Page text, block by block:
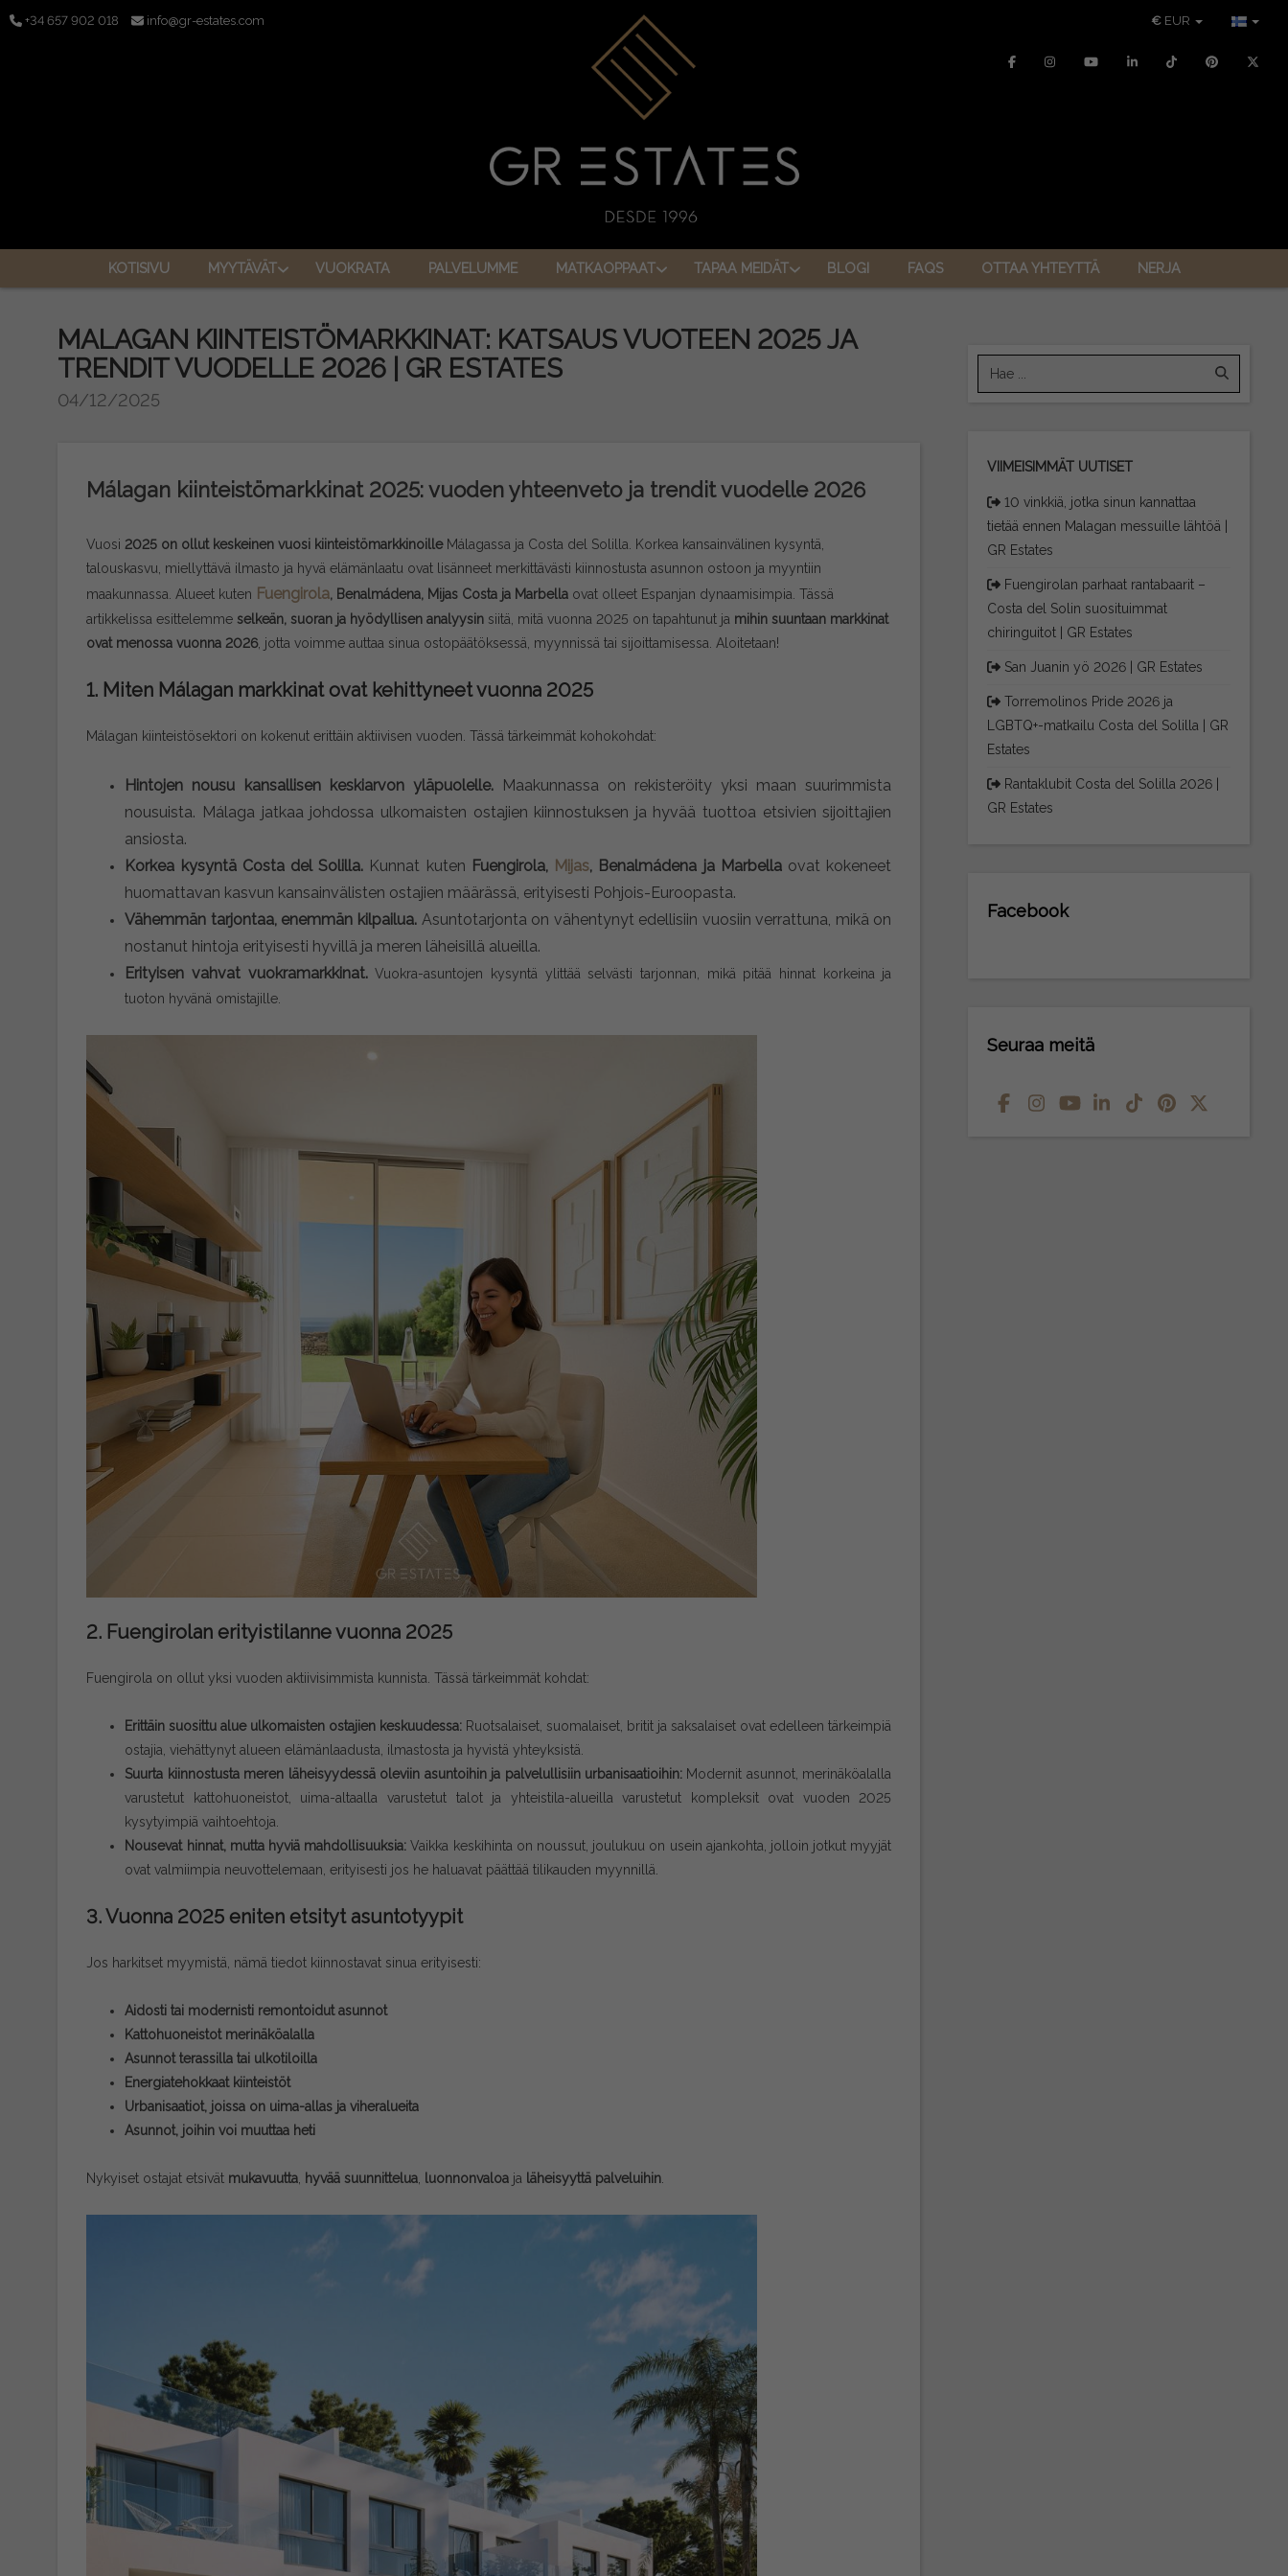
+34 657 902 018 info@gr-estates.com € EUR
KOTISIVU MYYTÄVÄT VUOKRATA PALVELUMME MATKAOPPAAT TAPAA MEIDÄT BLOGI FAQS OTTAA YHTEYTTÄ NERJA
MALAGAN KIINTEISTÖMARKKINAT: KATSAUS VUOTEEN 2025 JA
TRENDIT VUODELLE 2026 | GR ESTATES
04/12/2025
Málagan kiinteistömarkkinat 2025: vuoden yhteenveto ja trendit vuodelle 2026
Vuosi 2025 on ollut keskeinen vuosi kiinteistömarkkinoilleMálagassa ja Costa del Solilla. Korkea kansainvälinen kysyntä,
talouskasvu, miellyttävä ilmasto ja hyvä elämänlaatu ovat lisänneet merkittävästi kiinnostusta asunnon ostoon ja myyntiin
maakunnassa. Alueet kuten Fuengirola, Benalmádena, Mijas Costa ja Marbella ovat olleet Espanjan dynaamisimpia. Tässä
artikkelissa esittelemme selkeän, suoran ja hyödyllisen analyysin siitä, mitä vuonna 2025 on tapahtunut ja mihin suuntaan markkinat
ovat menossa vuonna 2026, jotta voimme auttaa sinua ostopäätöksessä, myynnissä tai sijoittamisessa. Aloitetaan!
1. Miten Málagan markkinat ovat kehittyneet vuonna 2025
Málagan kiinteistösektori on kokenut erittäin aktiivisen vuoden. Tässä tärkeimmät kohokohdat:
Hintojen nousu kansallisen keskiarvon yläpuolelle. Maakunnassa on rekisteröity yksi maan suurimmista
nousuista. Málaga jatkaa johdossa ulkomaisten ostajien kiinnostuksen ja hyvää tuottoa etsivien sijoittajien
ansiosta.
Korkea kysyntä Costa del Solilla. Kunnat kuten Fuengirola, Mijas, Benalmádena ja Marbellaovat kokeneet
huomattavan kasvun kansainvälisten ostajien määrässä, erityisesti Pohjois-Euroopasta.
Vähemmän tarjontaa, enemmän kilpailua. Asuntotarjonta on vähentynyt edellisiin vuosiin verrattuna, mikä on
nostanut hintoja erityisesti hyvillä ja meren läheisillä alueilla.
Erityisen vahvat vuokramarkkinat.Vuokra-asuntojen kysyntä ylittää selvästi tarjonnan, mikä pitää hinnat korkeina ja
tuoton hyvänä omistajille.
2. Fuengirolan erityistilanne vuonna 2025
Fuengirola on ollut yksi vuoden aktiivisimmista kunnista. Tässä tärkeimmät kohdat:
Erittäin suosittu alue ulkomaisten ostajien keskuudessa: Ruotsalaiset, suomalaiset, britit ja saksalaiset ovat edelleen tärkeimpiä
ostajia, viehättynyt alueen elämänlaadusta, ilmastosta ja hyvistä yhteyksistä.
Suurta kiinnostusta meren läheisyydessä oleviin asuntoihin ja palvelullisiin urbanisaatioihin: Modernit asunnot, merinäköalalla
varustetut kattohuoneistot, uima-altaalla varustetut talot ja yhteistila-alueilla varustetut kompleksit ovat vuoden 2025
kysytyimpiä vaihtoehtoja.
Nousevat hinnat, mutta hyviä mahdollisuuksia:Vaikka keskihinta on noussut, joulukuu on usein ajankohta, jolloin jotkut myyjät
ovat valmiimpia neuvottelemaan, erityisesti jos he haluavat päättää tilikauden myynnillä.
3. Vuonna 2025 eniten etsityt asuntotyypit
Jos harkitset myymistä, nämä tiedot kiinnostavat sinua erityisesti:
Aidosti tai modernisti remontoidut asunnot
Kattohuoneistot merinäköalalla
Asunnot terassilla tai ulkotiloilla
Energiatehokkaat kiinteistöt
Urbanisaatiot, joissa on uima-allas ja viheralueita
Asunnot, joihin voi muuttaa heti
Nykyiset ostajat etsivät mukavuutta hyvää suunnittelua luonnonvaloa ja läheisyyttä palveluihin
VIIMEISIMMÄT UUTISET
10 vinkkiä, jotka sinun kannattaa
tietää ennen Malagan messuille lähtöä |
GR Estates
Fuengirolan parhaat rantabaarit –
Costa del Solin suosituimmat
chiringuitot | GR Estates
San Juanin yö 2026 | GR Estates
Torremolinos Pride 2026 ja
LGBTQ+-matkailu Costa del Solilla | GR
Estates
Rantaklubit Costa del Solilla 2026 |
GR Estates
Facebook
Seuraa meitä